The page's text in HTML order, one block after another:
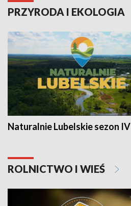
PRZYRODA I EKOLOGIA
Naturalnie Lubelskie sezon IV
ROLNICTWO I WIEŚ